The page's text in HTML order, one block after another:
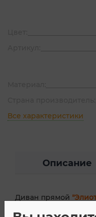
Все характеристики
Описание
Диван прямой